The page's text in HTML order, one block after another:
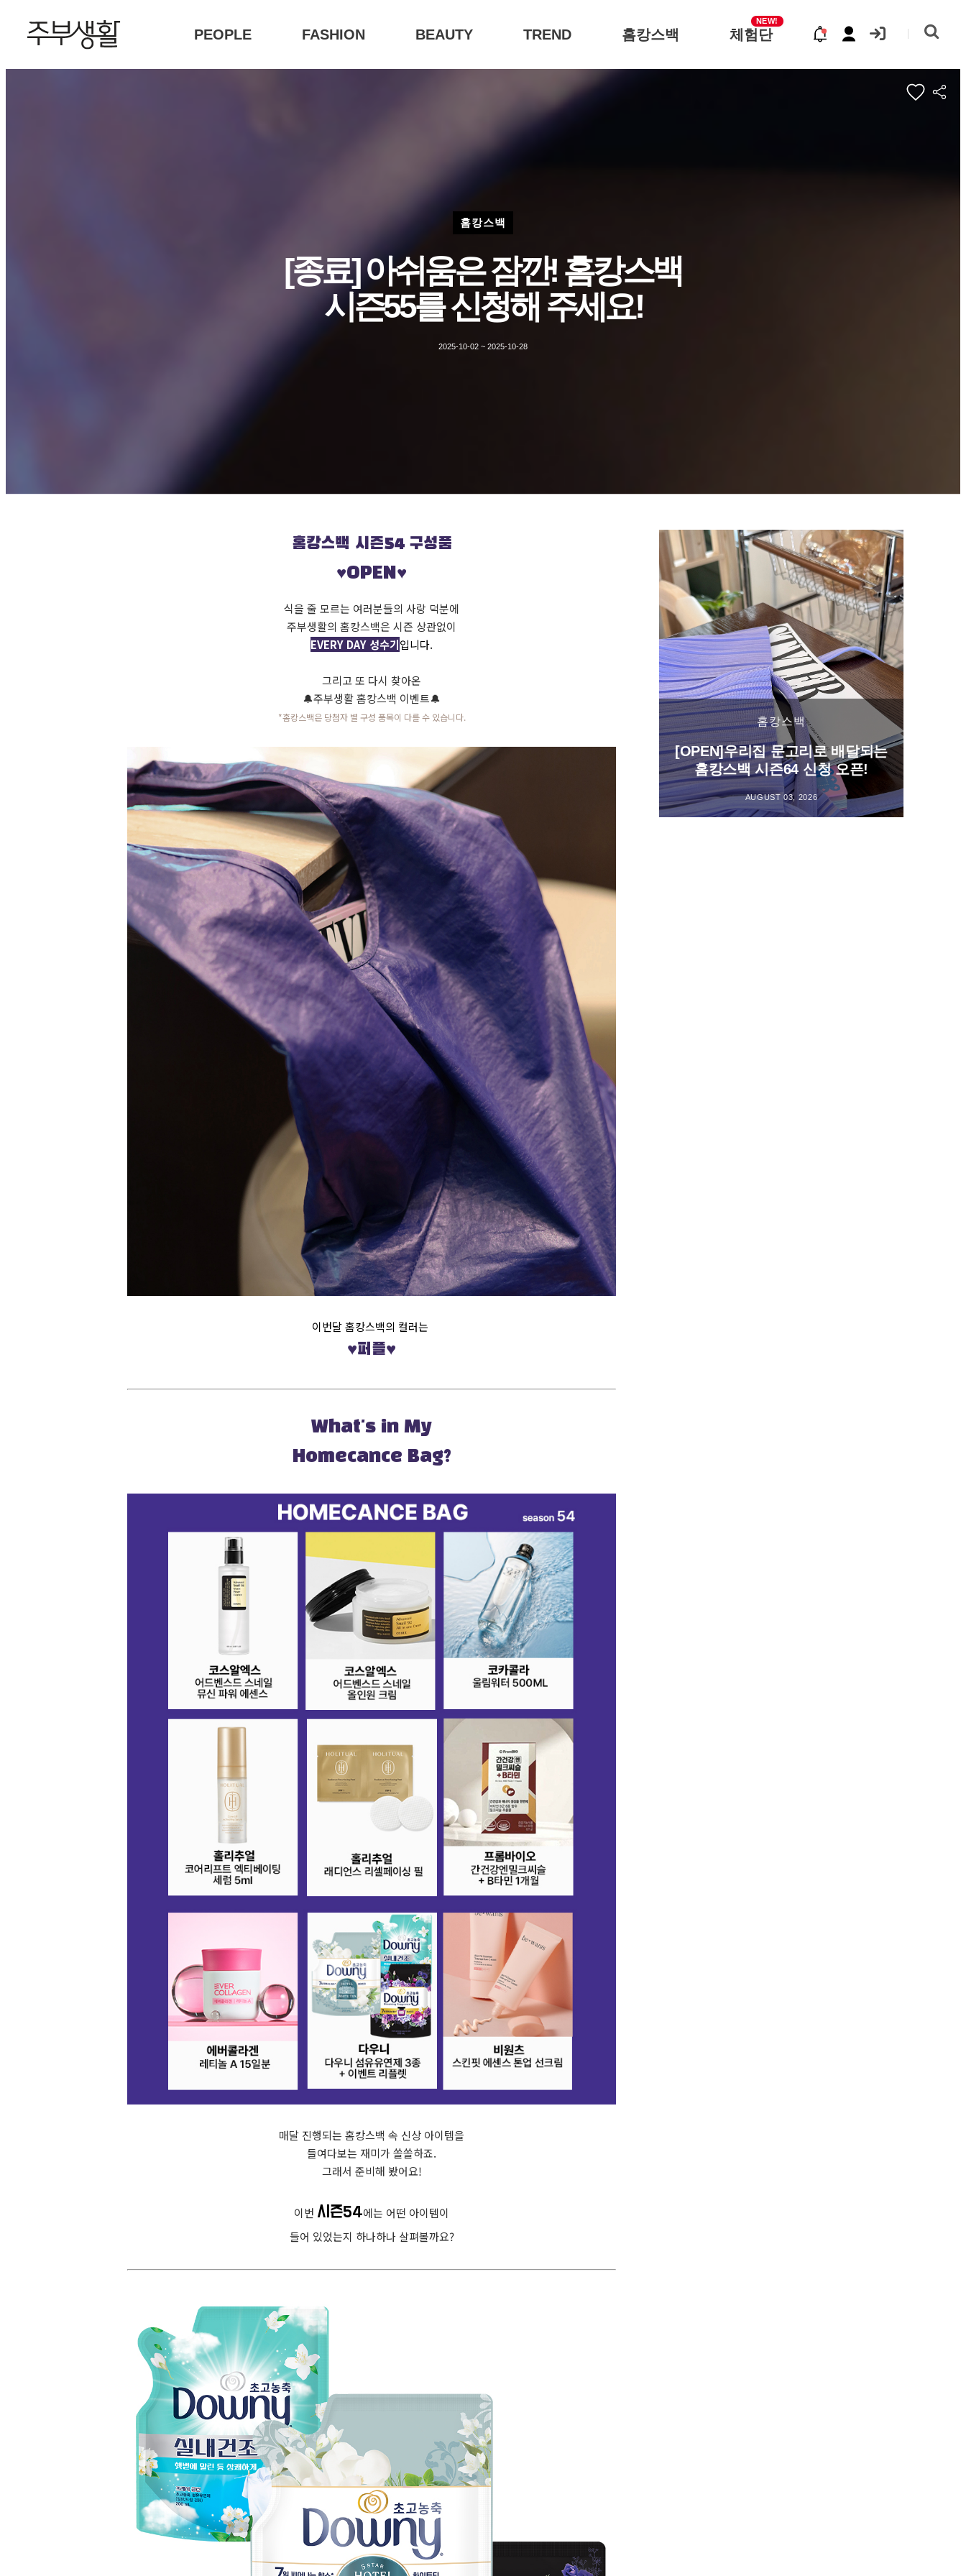
PEOPLE FASHION BEAUTY TREND 홈캉스백 체험단
NEW!
홈캉스백
[종료] 아쉬움은 잠깐! 홈캉스백
시즌55를 신청해 주세요!
2025-10-02 ~ 2025-10-28
홈캉스백 시즌54 구성품
♥OPEN♥
식을 줄 모르는 여러분들의 사랑 덕분에
주부생활의 홈캉스백은 시즌 상관없이
EVERY DAY 성수기입니다.
그리고 또 다시 찾아온
🔔주부생활 홈캉스백 이벤트🔔
*홈캉스백은 당첨자 별 구성 품목이 다를 수 있습니다.
이번달 홈캉스백의 컬러는
♥퍼플♥
What's in My
Homecance Bag?
매달 진행되는 홈캉스백 속 신상 아이템을
들여다보는 재미가 쏠쏠하죠.
그래서 준비해 봤어요!
이번 시즌54에는 어떤 아이템이
들어 있었는지 하나하나 살펴볼까요?
홈캉스백
[OPEN]우리집 문고리로 배달되는
홈캉스백 시즌64 신청 오픈!
AUGUST 03, 2026